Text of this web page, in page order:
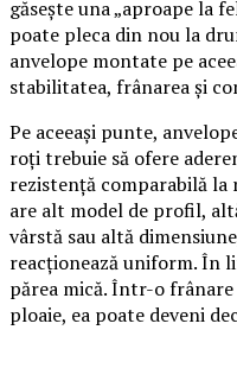
găsește una „aproape la
poate pleca din nou la
anvelope montate pe
stabilitatea, frânarea și
Pe aceeași punte,
roți trebuie să ofere
rezistență comparabilă la
are alt model de profil,
vârstă sau altă
reacționează uniform. În
părea mică. Într-o
ploaie, ea poate deveni